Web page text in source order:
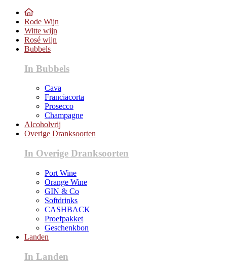
Rode Wijn
Witte wijn
Rosé wijn
Bubbels
In Bubbels
Cava
Franciacorta
Prosecco
Champagne
Alcoholvrij
Overige Dranksoorten
In Overige Dranksoorten
Port Wine
Orange Wine
GIN & Co
Softdrinks
CASHBACK
Proefpakket
Geschenkbon
Landen
In Landen